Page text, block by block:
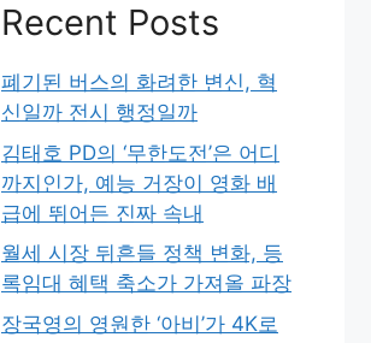
Recent Posts
폐기된 버스의 화려한 변신, 혁
신일까 전시 행정일까
김태호 PD의 ‘무한도전’은 어디
까지인가, 예능 거장이 영화 배
급에 뛰어든 진짜 속내
월세 시장 뒤흔들 정책 변화, 등
록임대 혜택 축소가 가져올 파장
장국영의 영원한 ‘아비’가 4K로